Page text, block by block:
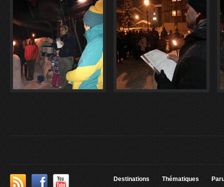
Destinations Thématiques